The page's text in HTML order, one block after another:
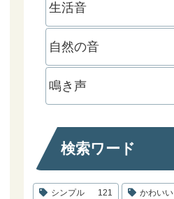
生活音
自然の音
鳴き声
検索ワード
シンプル 121 かわいい